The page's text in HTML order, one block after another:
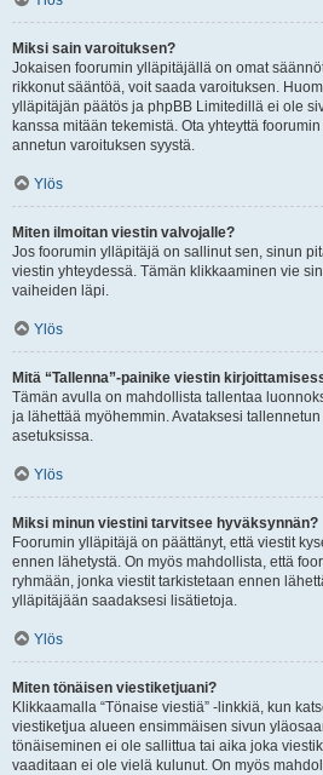
Miksi sain varoituksen?
Jokaisen foorumin ylläpitäjällä on omat
rikkonut sääntöä, voit saada varoituksen.
ylläpitäjän päätös ja phpBB Limitedillä ei ole
kanssa mitään tekemistä. Ota yhteyttä
annetun varoituksen syystä.
Ylös
Miten ilmoitan viestin valvojalle?
Jos foorumin ylläpitäjä on sallinut sen, sinun
viestin yhteydessä. Tämän klikkaaminen vie
vaiheiden läpi.
Ylös
Mitä “Tallenna”-painike viestin
Tämän avulla on mahdollista tallentaa
ja lähettää myöhemmin. Avataksesi
asetuksissa.
Ylös
Miksi minun viestini tarvitsee hyväksynnän?
Foorumin ylläpitäjä on päättänyt, että viestit
ennen lähetystä. On myös mahdollista, että
ryhmään, jonka viestit tarkistetaan ennen
ylläpitäjään saadaksesi lisätietoja.
Ylös
Miten tönäisen viestiketjuani?
Klikkaamalla “Tönaise viestiä” -linkkiä, kun
viestiketjua alueen ensimmäisen sivun
tönäiseminen ei ole sallittua tai aika joka
vaaditaan ei ole vielä kulunut. On myös